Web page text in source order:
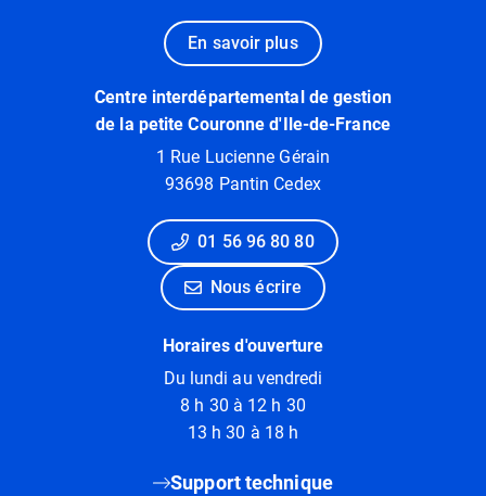
En savoir plus
Centre interdépartemental de gestion
de la petite Couronne d'Ile-de-France
1 Rue Lucienne Gérain
93698 Pantin Cedex
01 56 96 80 80
Nous écrire
Horaires d'ouverture
Du lundi au vendredi
8 h 30 à 12 h 30
13 h 30 à 18 h
Support technique